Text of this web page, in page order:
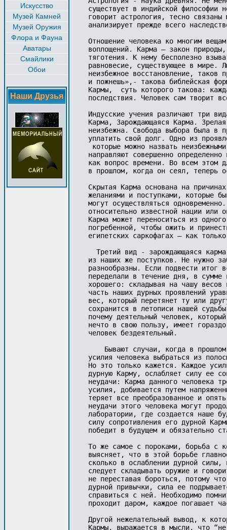
Искусство
Музей Камней
Музей Оружия
Флора и Фауна
Аватары
Смайлики
Обои
Наши Друзья